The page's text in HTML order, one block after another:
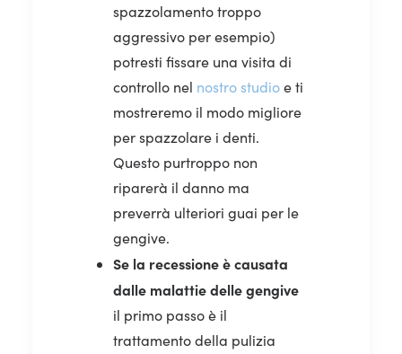
spazzolamento troppo
aggressivo per esempio)
potresti fissare una visita di
controllo nel nostro studioe ti
mostreremo il modo migliore
per spazzolare i denti.
Questo purtroppo non
riparerà il danno ma
preverrà ulteriori guai per le
gengive.
Se la recessione è causata
dalle malattie delle gengive
il primo passo è il
trattamento della pulizia